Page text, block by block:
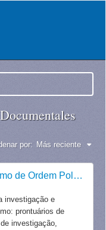
por: Más reciente
Departamento Autônomo de Ordem Política e Social do Estado do Rio de Janeiro
investigação e
prontuários de
investigação,